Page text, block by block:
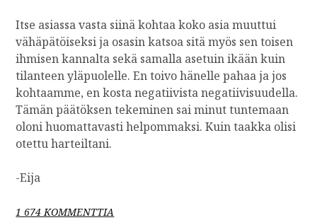
Itse asiassa vasta siinä kohtaa koko asia muuttui
vähäpätöiseksi ja osasin katsoa sitä myös sen toisen
ihmisen kannalta sekä samalla asetuin ikään kuin
tilanteen yläpuolelle. En toivo hänelle pahaa ja jos
kohtaamme, en kosta negatiivista negatiivisuudella.
Tämän päätöksen tekeminen sai minut tuntemaan
oloni huomattavasti helpommaksi. Kuin taakka olisi
otettu harteiltani.
-Eija
1 674 KOMMENTTIA